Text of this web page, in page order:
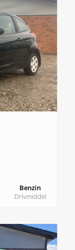
Benzin
Drivmiddel